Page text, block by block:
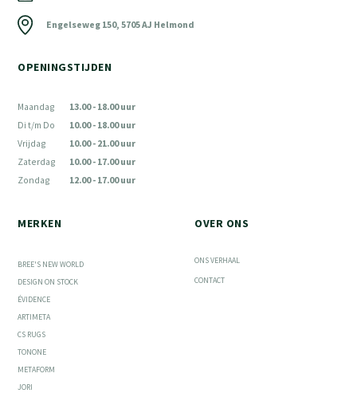
Engelseweg 150, 5705 AJ Helmond
OPENINGSTIJDEN
Maandag
Di t/m Do
Vrijdag
Zaterdag
Zondag
13.00 - 18.00 uur
10.00 - 18.00 uur
10.00 - 21.00 uur
10.00 - 17.00 uur
12.00 - 17.00 uur
MERKEN
BREE'S NEW WORLD
DESIGN ON STOCK
ÉVIDENCE
ARTIMETA
CS RUGS
TONONE
METAFORM
JORI
OVER ONS
ONS VERHAAL
CONTACT